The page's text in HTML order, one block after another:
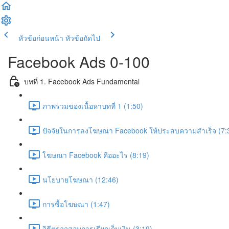
หัวข้อก่อนหน้า หัวข้อถัดไป
Facebook Ads 0-100
บทที่ 1. Facebook Ads Fundamental
ภาพรวมของเนื้อหาบทที่ 1 (1:50)
ปัจจัยในการลงโฆษณา Facebook ให้ประสบความสำเร็จ
โฆษณา Facebook คืออะไร (8:19)
นโยบายโฆษณา (12:46)
การซื้อโฆษณา (1:47)